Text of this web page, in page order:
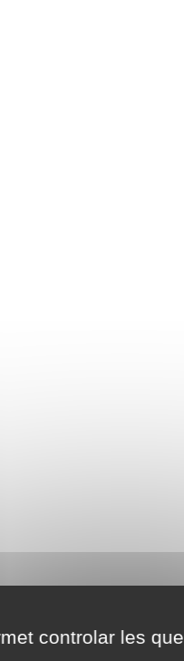
controlar les